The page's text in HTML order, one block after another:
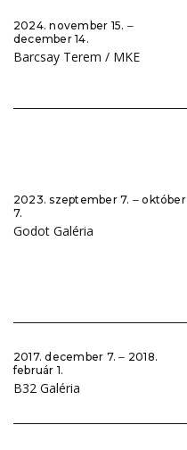
2024. november 15. ‒
december 14.
Barcsay Terem / MKE
2023. szeptember 7. ‒ október
7.
Godot Galéria
2017. december 7. ‒ 2018.
február 1.
B32 Galéria